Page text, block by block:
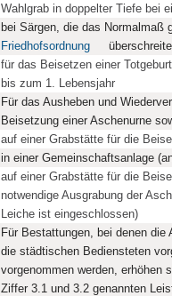
Wahlgrab in doppelter Tiefe bei
bei Särgen, die das Normalmaß
Friedhofsordnung
für das Beisetzen einer
bis zum 1. Lebensjahr
Für das Ausheben und
Beisetzung einer Aschenurne
auf einer Grabstätte für die
in einer Gemeinschaftsanlage
auf einer Grabstätte für die
notwendige Ausgrabung der
Leiche ist eingeschlossen)
Für Bestattungen, bei denen die
die städtischen Bediensteten
vorgenommen werden, erhöhen
Ziffer 3.1 und 3.2 genannten